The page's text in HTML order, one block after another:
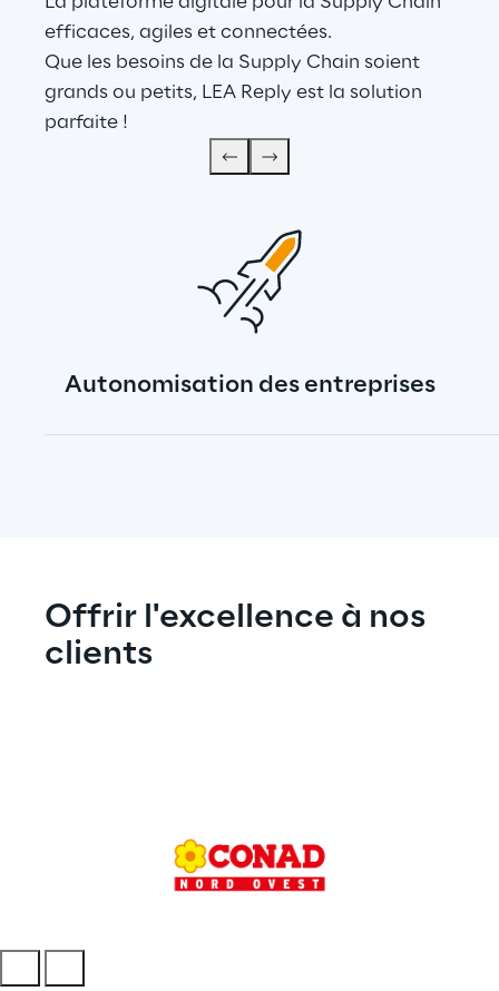
efficaces, agiles et connectées.
Que les besoins de la Supply Chain soient
grands ou petits, LEA Reply est la solution
parfaite !
Autonomisation des entreprises
Offrir l'excellence à nos
clients